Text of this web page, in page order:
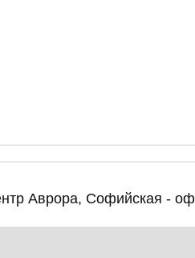
Аврора, Софийская -